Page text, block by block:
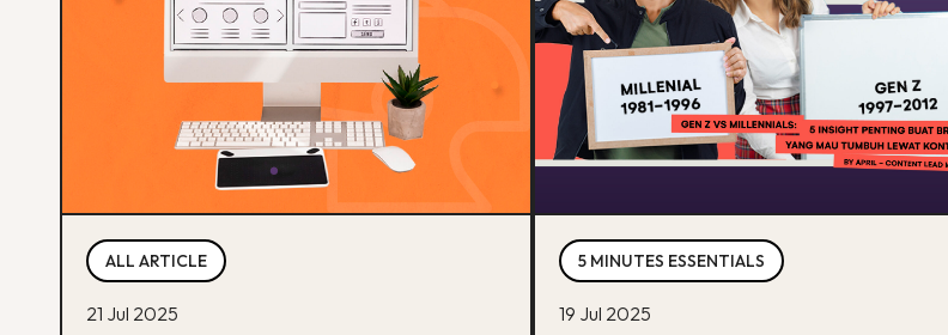
ALL ARTICLE
21 Jul 2025
5 MINUTES ESSENTIALS
19 Jul 2025